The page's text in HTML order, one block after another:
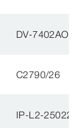
DV-
C2790/26
IP-L2-